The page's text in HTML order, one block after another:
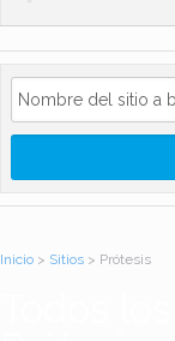
Inicio > Sitios > Prótesis